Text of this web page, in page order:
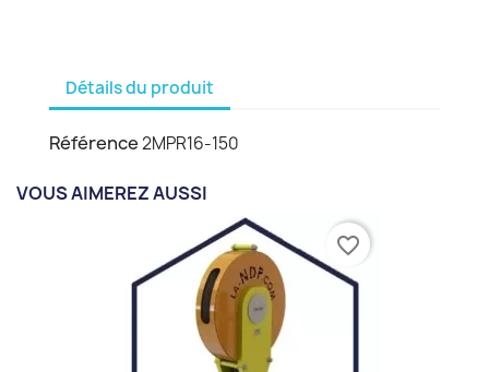
Détails du produit
Référence2MPR16-150
VOUS AIMEREZ AUSSI
favorite_border